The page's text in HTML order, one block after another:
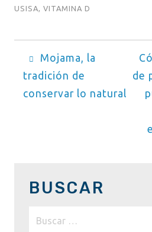
USISA, VITAMINA D
Navegación
de
Mojama, la
tradición de
conservar lo natural
de
BUSCAR